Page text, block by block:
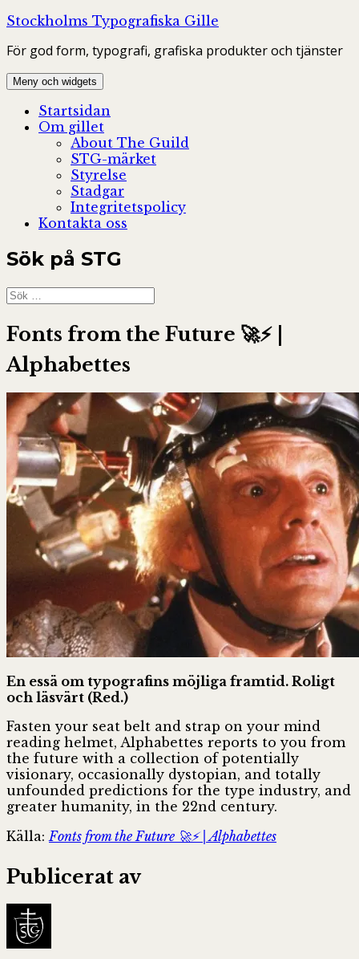
Hoppa
innehåll
Stockholms Typografiska Gille
För god form, typografi, grafiska produkter och tjänster
Meny och widgets
Startsidan
Om gillet
About The Guild
STG-märket
Styrelse
Stadgar
Integritetspolicy
Kontakta oss
Sök på STG
Sök
efter:
Fonts from the Future 🚀⚡️ |
Alphabettes
En essä om typografins möjliga framtid. Roligt
och läsvärt (Red.)
Fasten your seat belt and strap on your mind
reading helmet, Alphabettes reports to you from
the future with a collection of potentially
visionary, occasionally dystopian, and totally
unfounded predictions for the type industry, and
greater humanity, in the 22nd century.
Källa: Fonts from the Future 🚀⚡️ | Alphabettes
Publicerat av